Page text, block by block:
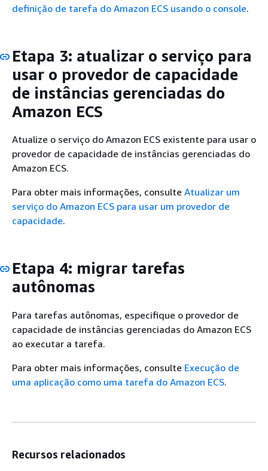
definição de tarefa do Amazon ECS usando o console.
Etapa 3: atualizar o serviço para
usar o provedor de capacidade
de instâncias gerenciadas do
Amazon ECS
Atualize o serviço do Amazon ECS existente para usar o
provedor de capacidade de instâncias gerenciadas do
Amazon ECS.
Para obter mais informações, consulte Atualizar um
serviço do Amazon ECS para usar um provedor de
capacidade.
Etapa 4: migrar tarefas
autônomas
Para tarefas autônomas, especifique o provedor de
capacidade de instâncias gerenciadas do Amazon ECS
ao executar a tarefa.
Para obter mais informações, consulte Execução de
uma aplicação como uma tarefa do Amazon ECS.
Recursos relacionados